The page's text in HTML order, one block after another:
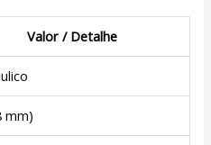
Valor / Detalhe
mm)